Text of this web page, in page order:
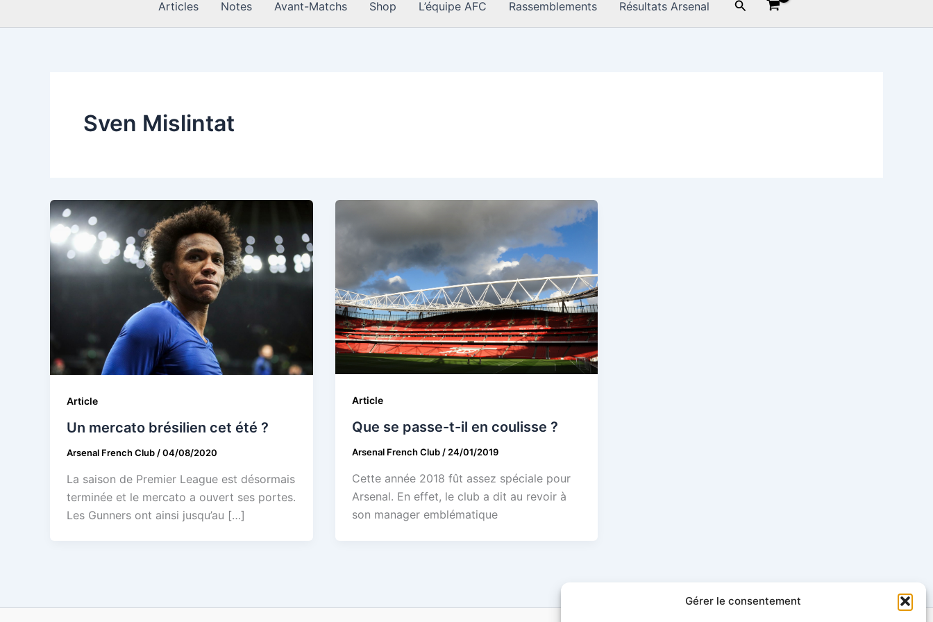
Gérer le consentement
Articles Notes Avant-Matchs Shop L’équipe AFC Rassemblements Résultats Arsenal Rechercher
Sven Mislintat
Article
Un mercato brésilien cet été ?
Arsenal French Club /04/08/2020
La saison de Premier League est désormais
terminée et le mercato a ouvert ses portes.
Les Gunners ont ainsi jusqu’au […]
Article
Que se passe-t-il en coulisse ?
Arsenal French Club/24/01/2019
Cette année 2018 fût assez spéciale pour
Arsenal. En effet, le club a dit au revoir à
son manager emblématique